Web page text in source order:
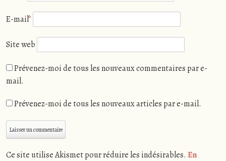
E-mail*
Site web
Prévenez-moi de tous les nouveaux commentaires par e-
mail.
Prévenez-moi de tous les nouveaux articles par e-mail.
Ce site utilise Akismet pour réduire les indésirables. En